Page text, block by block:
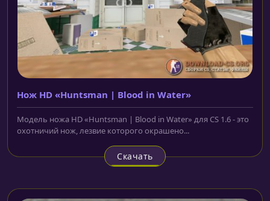
Нож HD «Huntsman | Blood in Water»
Модель ножа HD «Huntsman | Blood in Water» для CS 1.6 - это
охотничий нож, лезвие которого окрашено...
Скачать